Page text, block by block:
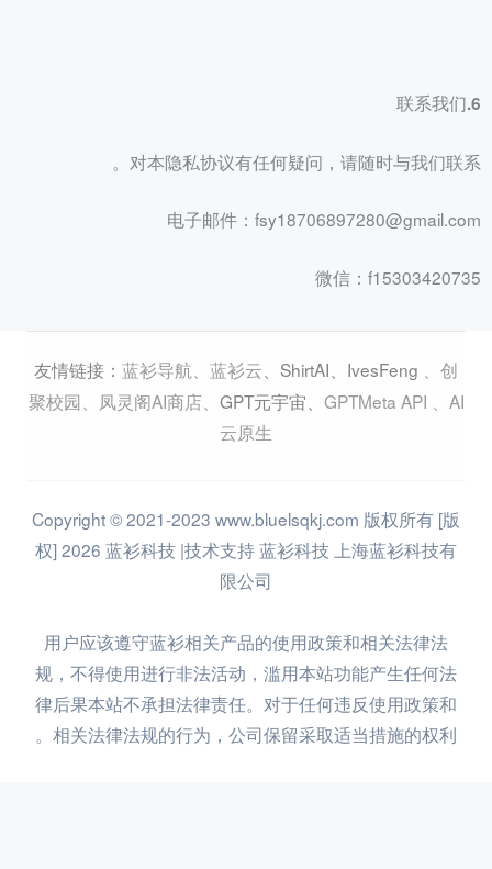
对本隐私协议有任何疑问，请随时与我们联系。
电子邮件：fsy18706897280@gmail.com
微信：f15303420735
友情链接：蓝衫导航 、蓝衫云 、ShirtAI 、IvesFeng 、创
聚校园
、凤灵阁AI商店 、GPT元宇宙 、GPTMeta API 、AI
云原生
Copyright © 2021-2023 www.bluelsqkj.com 版权所有 [版
权] 2026 蓝衫科技 |技术支持 蓝衫科技 上海蓝衫科技有
限公司
用户应该遵守蓝衫相关产品的使用政策和相关法律法
规，不得使用进行非法活动，滥用本站功能产生任何法
律后果本站不承担法律责任。对于任何违反使用政策和
相关法律法规的行为，公司保留采取适当措施的权利。